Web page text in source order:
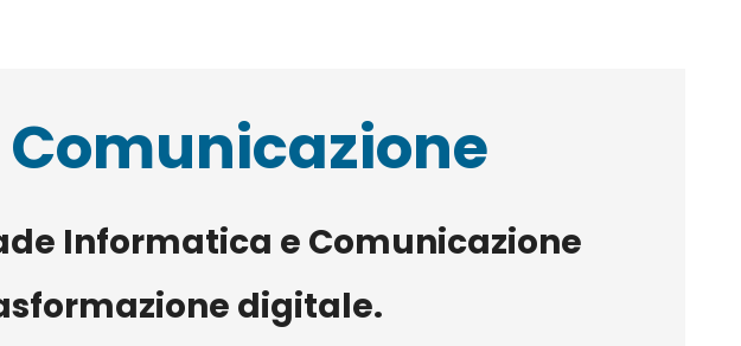
Informatica e Comunicazione
digitale.